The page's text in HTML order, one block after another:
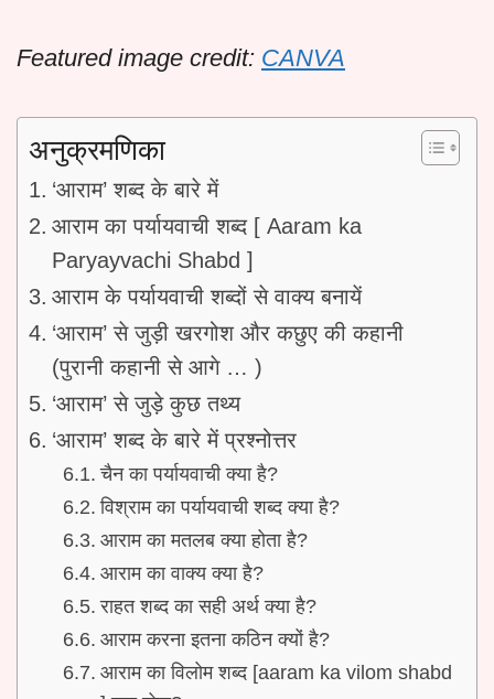
Featured image credit: CANVA
अनुक्रमणिका
‘आराम’ शब्द के बारे में
आराम का पर्यायवाची शब्द [ Aaram ka
Paryayvachi Shabd ]
आराम के पर्यायवाची शब्दों से वाक्य बनायें
‘आराम’ से जुड़ी खरगोश और कछुए की कहानी
(पुरानी कहानी से आगे … )
‘आराम’ से जुड़े कुछ तथ्य
‘आराम’ शब्द के बारे में प्रश्नोत्तर
चैन का पर्यायवाची क्या है?
विश्राम का पर्यायवाची शब्द क्या है?
आराम का मतलब क्या होता है?
आराम का वाक्य क्या है?
राहत शब्द का सही अर्थ क्या है?
आराम करना इतना कठिन क्यों है?
आराम का विलोम शब्द [aaram ka vilom shabd